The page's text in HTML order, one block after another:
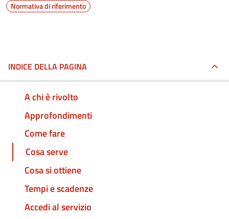
Normativa di riferimento
INDICE DELLA PAGINA
A chi è rivolto
Approfondimenti
Come fare
Cosa serve
Cosa si ottiene
Tempi e scadenze
Accedi al servizio